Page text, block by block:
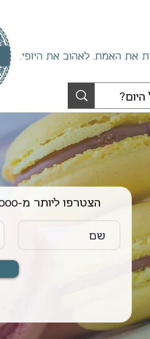
הצטרפו ליותר מ-15,000 עוקבים וקבלו מתכונים ישירות למייל